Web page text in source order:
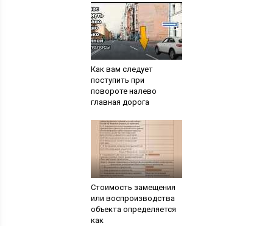
Как вам следует
поступить при
повороте налево
главная дорога
Стоимость замещения
или воспроизводства
объекта определяется
как